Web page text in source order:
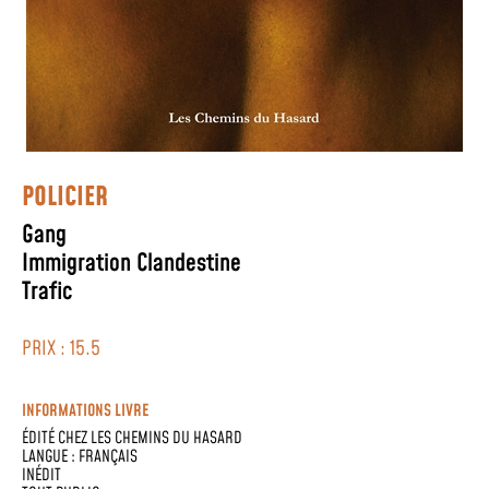
POLICIER
Gang
Immigration Clandestine
Trafic
PRIX : 15.5
INFORMATIONS LIVRE
ÉDITÉ CHEZLES CHEMINS DU HASARD
LANGUE : FRANÇAIS
INÉDIT